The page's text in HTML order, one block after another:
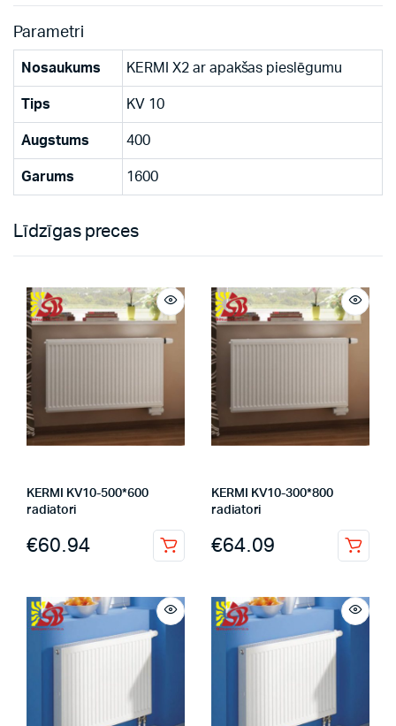
Parametri
Nosaukums KERMI X2 ar apakšas pieslēgumu
Tips KV 10
Augstums 400
Garums 1600
Līdzīgas preces
KERMI KV10-500*600
radiatori
€60.94
KERMI KV10-300*800
radiatori
€64.09